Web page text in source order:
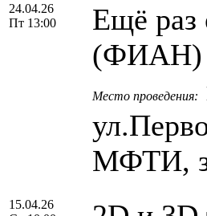
24.04.26
Пт 13:00
Ещё раз
(ФИАН)
Место проведения:
МФТИ,
15.04.26